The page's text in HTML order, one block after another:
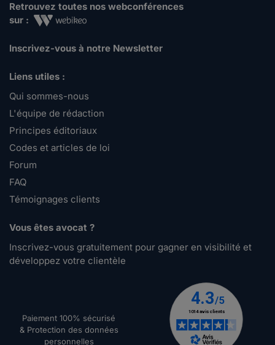
Retrouvez toutes nos webconférences
sur :
Inscrivez-vous à notre Newsletter
Liens utiles :
Qui sommes-nous
L'équipe de rédaction
Principes éditoriaux
Codes et articles de loi
Forum
FAQ
Témoignages clients
Vous êtes avocat ?
Inscrivez-vous gratuitement pour gagner en visibilité et
développez votre clientèle
Paiement 100% sécurisé
& Protection des données
personnelles